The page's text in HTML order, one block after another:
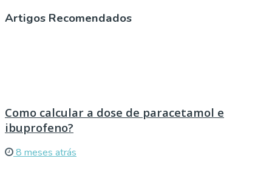
Artigos Recomendados
Como calcular a dose de paracetamol e
ibuprofeno?
8 meses atrás